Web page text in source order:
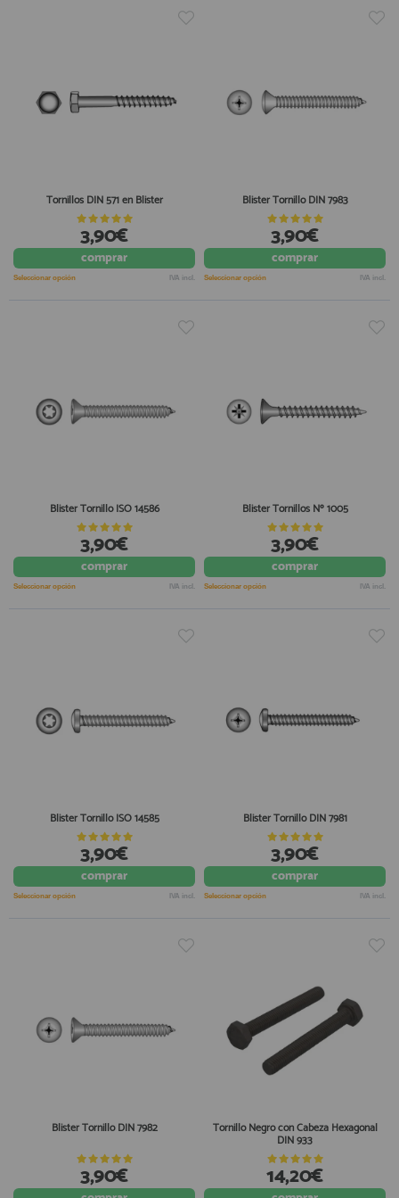
Tornillos DIN 571 en Blister
3,90€
comprar
Seleccionar opción IVA incl.
Blister Tornillo DIN 7983
3,90€
comprar
Seleccionar opción IVA incl.
Blister Tornillo ISO 14586
3,90€
comprar
Seleccionar opción IVA incl.
Blister Tornillos Nº 1005
3,90€
comprar
Seleccionar opción IVA incl.
Blister Tornillo ISO 14585
3,90€
comprar
Seleccionar opción IVA incl.
Blister Tornillo DIN 7981
3,90€
comprar
Seleccionar opción IVA incl.
Blister Tornillo DIN 7982
3,90€
Tornillo Negro con Cabeza Hexagonal
DIN 933
14,20€